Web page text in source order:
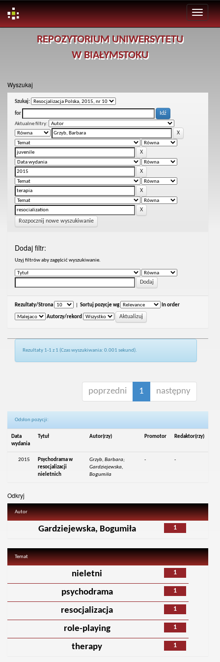
REPOZYTORIUM UNIWERSYTETU
W BIAŁYMSTOKU
Wyszukaj
Szukaj:
for
Aktualne filtry:
Rozpocznij nowe wyszukiwanie
Dodaj filtr:
Uzyj filtrów aby zagęścić wyszukiwanie.
Rezultaty/Strona Sortuj pozycje wg In order
Autorzy/rekord
Rezultaty 1-1 z 1 (Czas wyszukiwania: 0.001 sekund).
poprzedni 1 następny
Odsłon pozycji:
Data
wydania
Tytuł Autor(rzy) Promotor Redaktor(rzy)
2015
Psychodrama w
resocjalizacji
nieletnich
Grzyb, Barbara;
Gardziejewska,
Bogumiła
- -
Odkryj
Autor
1
Gardziejewska, Bogumiła
Temat
1
nieletni
1
psychodrama
1
resocjalizacja
1
role-playing
1
therapy